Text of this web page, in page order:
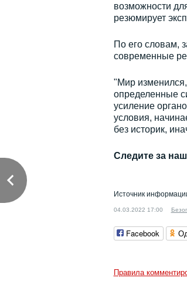
возможности
резюмирует
По его словам,
современные
"Мир
определенные
усиление
условия,
без историк,
Следите за
Источник
04.03.2022 17:00
Facebook
Правила